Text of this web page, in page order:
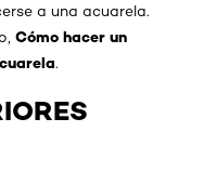
a una acuarela.
Cómo hacer un
.